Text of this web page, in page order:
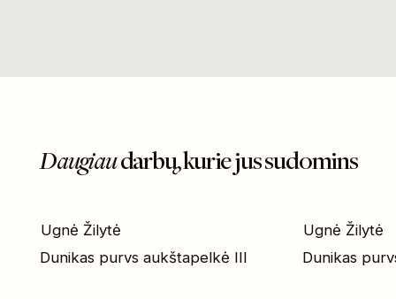
Daugiaudarbų, kurie jus sudomins
Ugnė Žilytė
Dunikas purvs aukštapelkė III
Ugnė Žilytė
Dunikas